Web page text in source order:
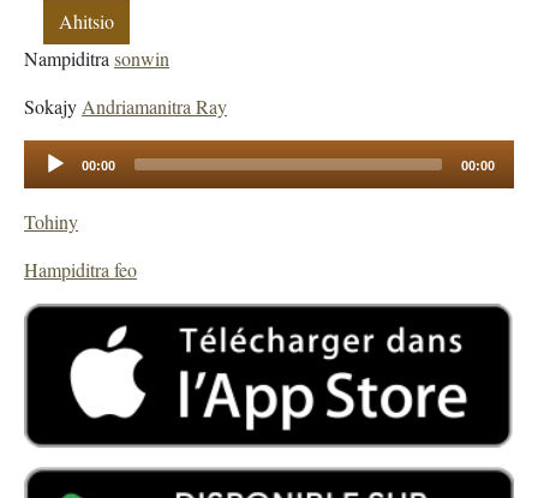
Ahitsio
Nampiditra sonwin
Sokajy Andriamanitra Ray
Audio
Player
00:00 00:00
Tohiny
Hampiditra feo